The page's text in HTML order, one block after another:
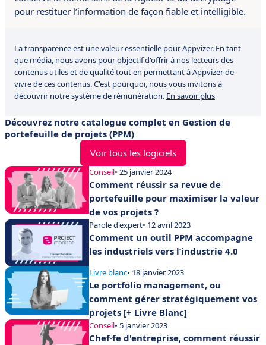
pour restituer l’information de façon fiable et intelligible.
La transparence est une valeur essentielle pour Appvizer. En tant
que média, nous avons pour objectif d'offrir à nos lecteurs des
contenus utiles et de qualité tout en permettant à Appvizer de
vivre de ces contenus. C'est pourquoi, nous vous invitons à
découvrir notre système de rémunération. En savoir plus
Découvrez notre catalogue complet en Gestion de
portefeuille de projets (PPM)
Voir tous les logiciels
Conseil• 25 janvier 2024
Comment réussir sa revue de
portefeuille pour maximiser la valeur
de vos projets ?
Parole d'expert• 12 avril 2023
Comment un outil PPM accompagne
les industriels vers l’industrie 4.0
Livre blanc• 18 janvier 2023
Le portfolio management, ou
comment gérer stratégiquement vos
projets [+ Livre Blanc]
Conseil• 5 janvier 2023
Chef·fe d'entreprise, comment réussir